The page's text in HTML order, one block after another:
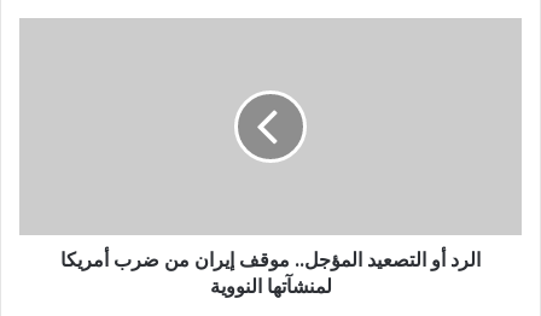
الرد أو التصعيد المؤجل.. موقف إيران من ضرب أمريكا
لمنشآتها النووية